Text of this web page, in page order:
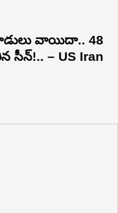
వాయిదా.. 48
సీన్!.. – US Iran